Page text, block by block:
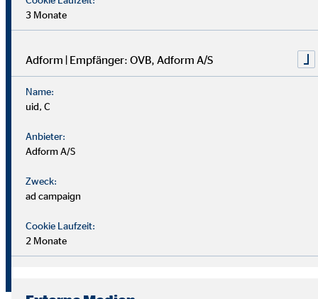
Dein Vorteile:
Individuelle Beratung:Profitiere von
maßgeschneiderten Versicherungslösungen durch
Vergleich von Angeboten:
Immer auf dem neuesten Stand:
Versicherungen aktuell und passe sie flexibel an deine
Bedürfnisse an.
3 Monate
Adform | Empfänger: OVB, Adform A/S
Name:
uid, C
Anbieter:
Adform A/S
Zweck:
ad campaign
Cookie Laufzeit:
2 Monate